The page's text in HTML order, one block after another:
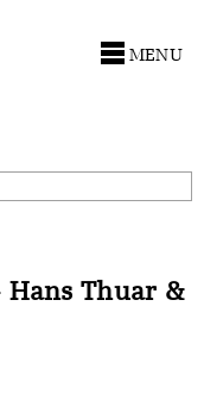
MENU
Thuar &